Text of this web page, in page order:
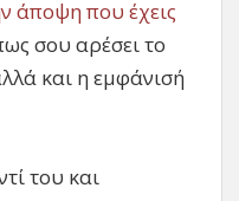
άποψη που έχεις
σου αρέσει το
και η εμφάνισή
του και